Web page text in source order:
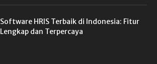
Software HRIS Terbaik di Indonesia: Fitur
Lengkap dan Terpercaya